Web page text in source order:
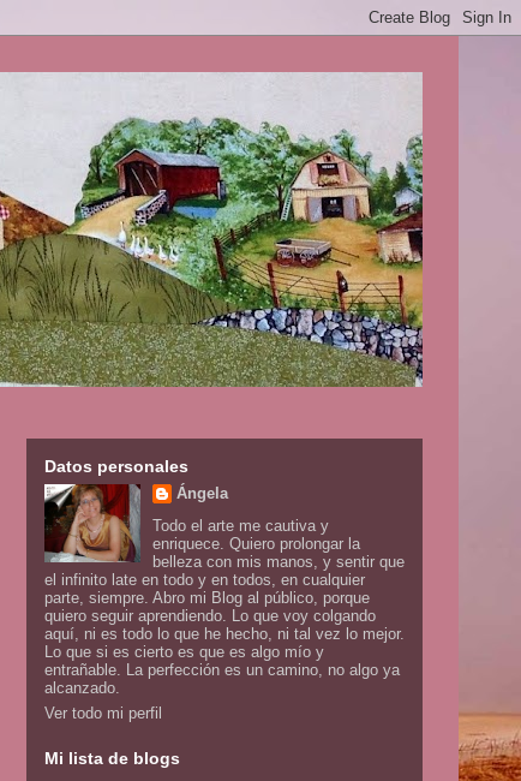
Datos personales
Ángela
Todo el arte me cautiva y
enriquece. Quiero prolongar la
belleza con mis manos, y sentir que
el infinito late en todo y en todos, en cualquier
parte, siempre. Abro mi Blog al público, porque
quiero seguir aprendiendo. Lo que voy colgando
aquí, ni es todo lo que he hecho, ni tal vez lo mejor.
Lo que si es cierto es que es algo mío y
entrañable. La perfección es un camino, no algo ya
alcanzado.
Ver todo mi perfil
Mi lista de blogs